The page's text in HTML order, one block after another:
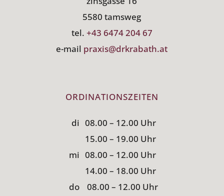
5580 tamsweg
tel. +43 6474 204 67
e-mail praxis@drkrabath.at
ORDINATIONSZEITEN
di 08.00 – 12.00 Uhr
15.00 – 19.00 Uhr
mi 08.00 – 12.00 Uhr
14.00 – 18.00 Uhr
do
08.00 – 12.00 Uhr